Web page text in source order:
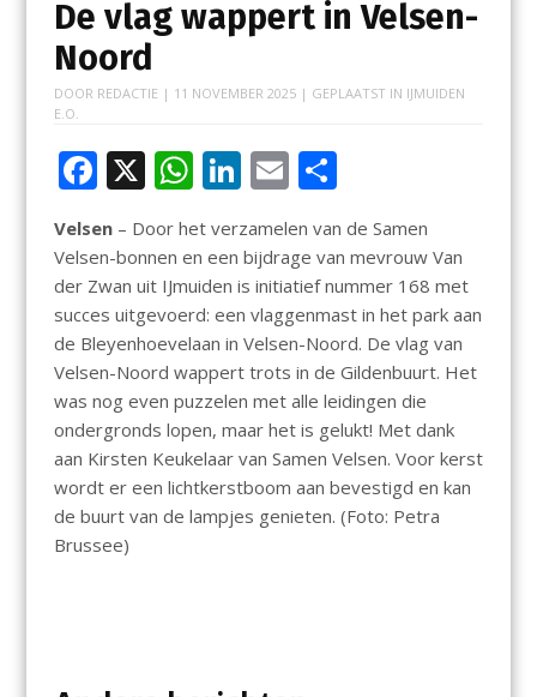
De vlag wappert in Velsen-
Noord
DOOR REDACTIE | 11 NOVEMBER 2025| GEPLAATST IN IJMUIDEN
E.O.
F
e
b
o
o
k
X W
at
s
A
p
p
Li
k
e
dI
n
E
ai
l
D
el
e
n
Velsen– Door het verzamelen van de Samen
Velsen-bonnen en een bijdrage van mevrouw Van
der Zwan uit IJmuiden is initiatief nummer 168 met
succes uitgevoerd: een vlaggenmast in het park aan
de Bleyenhoevelaan in Velsen-Noord. De vlag van
Velsen-Noord wappert trots in de Gildenbuurt. Het
was nog even puzzelen met alle leidingen die
ondergronds lopen, maar het is gelukt! Met dank
aan Kirsten Keukelaar van Samen Velsen. Voor kerst
wordt er een lichtkerstboom aan bevestigd en kan
de buurt van de lampjes genieten. (Foto: Petra
Brussee)